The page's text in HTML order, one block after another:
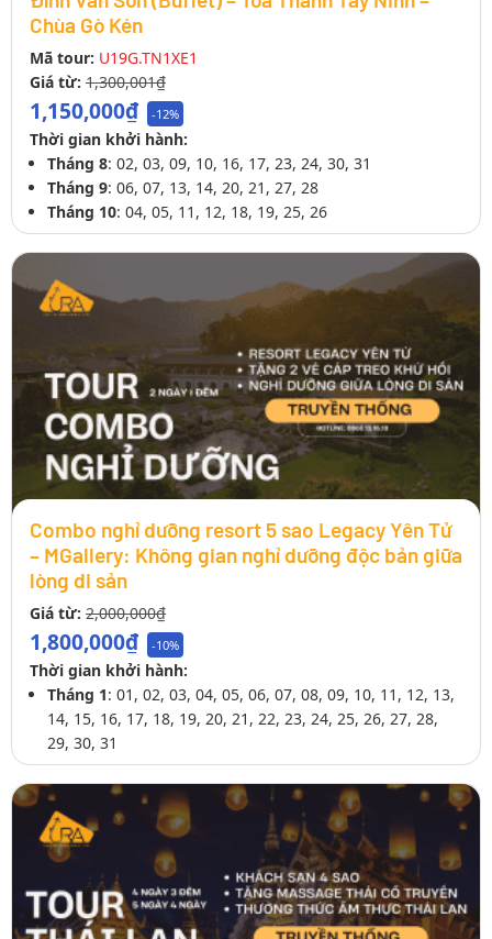
Chùa Gò Kén
Mã tour: U19G.TN1XE1
Giá từ: 1,300,001₫
1,150,000₫ -12%
Thời gian khởi hành:
Tháng 8: 02, 03, 09, 10, 16, 17, 23, 24, 30, 31
Tháng 9: 06, 07, 13, 14, 20, 21, 27, 28
Tháng 10: 04, 05, 11, 12, 18, 19, 25, 26
Combo nghỉ dưỡng resort 5 sao Legacy Yên Tử
– MGallery: Không gian nghỉ dưỡng độc bản giữa
lòng di sản
Giá từ: 2,000,000₫
1,800,000₫ -10%
Thời gian khởi hành:
Tháng 1: 01, 02, 03, 04, 05, 06, 07, 08, 09, 10, 11, 12, 13,
14, 15, 16, 17, 18, 19, 20, 21, 22, 23, 24, 25, 26, 27, 28,
29, 30, 31